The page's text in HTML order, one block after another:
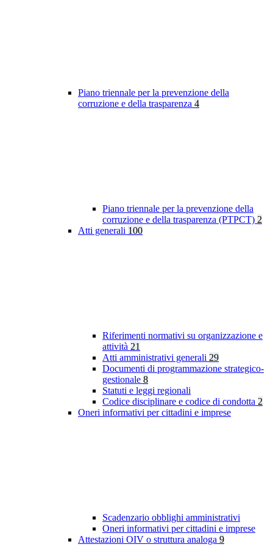
Piano triennale per la prevenzione della
corruzione e della trasparenza 4
Piano triennale per la prevenzione della
corruzione e della trasparenza (PTPCT) 2
Atti generali 100
Riferimenti normativi su organizzazione e
attività 21
Atti amministrativi generali 29
Documenti di programmazione strategico-
gestionale 8
Statuti e leggi regionali
Codice disciplinare e codice di condotta 2
Oneri informativi per cittadini e imprese
Scadenzario obblighi amministrativi
Oneri informativi per cittadini e imprese
Attestazioni OIV o struttura analoga 9